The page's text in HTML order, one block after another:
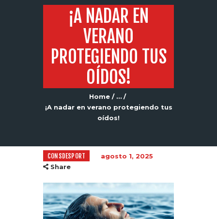
¡A NADAR EN
VERANO
PROTEGIENDO TUS
OÍDOS!
Home
...
¡A nadar en verano protegiendo tus
oídos!
CONSDESPORT
agosto 1, 2025
Share